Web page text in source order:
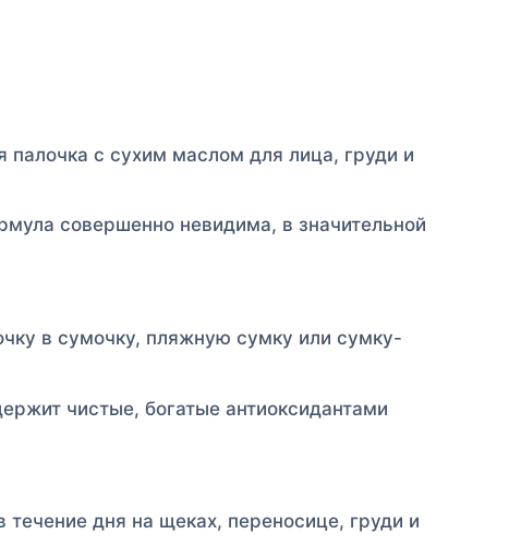
палочка с сухим маслом для лица, груди и
совершенно невидима, в значительной
в сумочку, пляжную сумку или сумку-
чистые, богатые антиоксидантами
дня на щеках, переносице, груди и